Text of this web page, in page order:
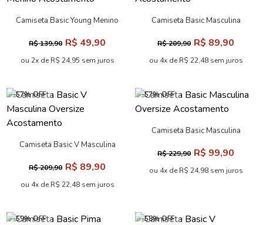
Camiseta Basic Young Menino
R$ 139,90 R$ 49,90
ou 2x de R$ 24,95 sem juros
Camiseta Basic Masculina
R$ 209,90 R$ 89,90
ou 4x de R$ 22,48 sem juros
-57% OFF
Camiseta Basic V Masculina
R$ 209,90 R$ 89,90
ou 4x de R$ 22,48 sem juros
-57% OFF
Camiseta Basic Masculina
R$ 229,90 R$ 99,90
ou 4x de R$ 24,98 sem juros
-59% OFF -58% OFF